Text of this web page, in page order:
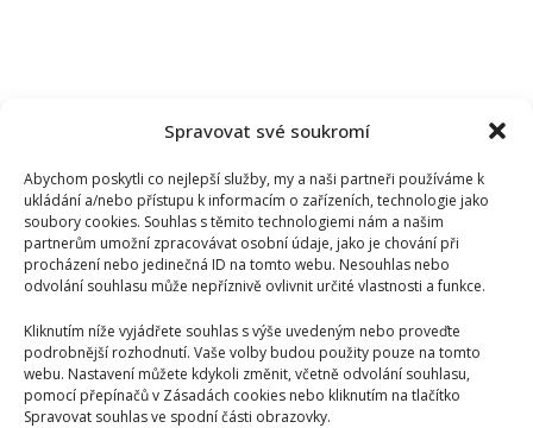
Spravovat své soukromí
Abychom poskytli co nejlepší služby, my a naši partneři používáme k
ukládání a/nebo přístupu k informacím o zařízeních, technologie jako
soubory cookies. Souhlas s těmito technologiemi nám a našim
partnerům umožní zpracovávat osobní údaje, jako je chování při
procházení nebo jedinečná ID na tomto webu. Nesouhlas nebo
odvolání souhlasu může nepříznivě ovlivnit určité vlastnosti a funkce.
Kliknutím níže vyjádřete souhlas s výše uvedeným nebo proveďte
podrobnější rozhodnutí. Vaše volby budou použity pouze na tomto
webu. Nastavení můžete kdykoli změnit, včetně odvolání souhlasu,
pomocí přepínačů v Zásadách cookies nebo kliknutím na tlačítko
Spravovat souhlas ve spodní části obrazovky.